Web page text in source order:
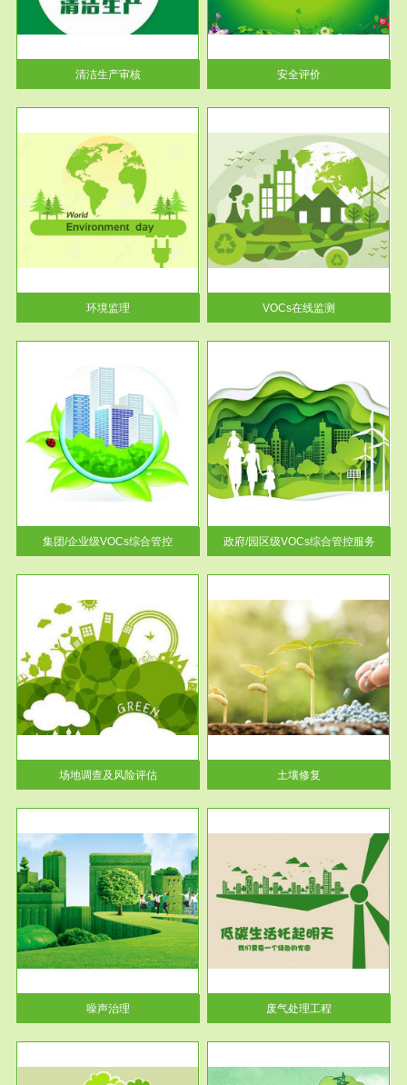
清洁生产审核
安全评价安全评价目的是查找、
分析和预测工程、系统、生产经
营活...
安全评价
环境监理
服务范围
VOCs在线监测
根据《重点区域大气污染防
治“十二五”规划》有机废气净化
率达...
VOCs在线监测
集团/企业级VOCs综合管控
服务范围
政府/园区级VOCs综合管控服务
根据《石化行业挥发性有机物综
合整治方案》文件要求，到2017
年，全...
政府/园区级VOCs综合管控服务
场地调查及风险评估
服务范围
土壤修复
土壤修复
噪声治理
服务范围
废气处理工程
废气处理工程